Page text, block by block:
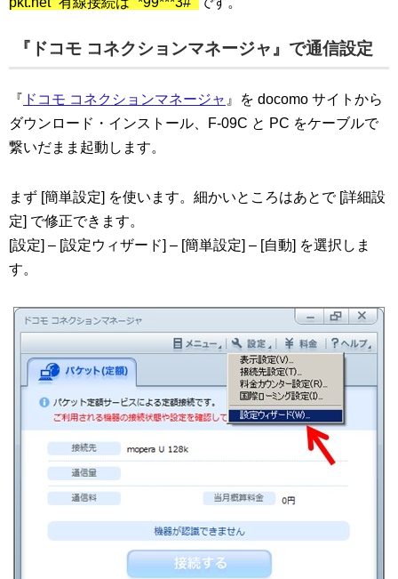
『ドコモ コネクションマネージャ』で通信設定
『 ドコモ コネクションマネージャ 』を docomo サイトから
ダウンロード・インストール、F-09C と PC をケーブルで
繋いだまま起動します。
まず [簡単設定] を使います。細かいところはあとで [詳細設
定] で修正できます。
[設定] – [設定ウィザード] – [簡単設定] – [自動] を選択しま
す。